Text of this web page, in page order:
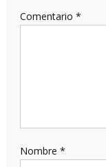
Comentario *
Nombre *